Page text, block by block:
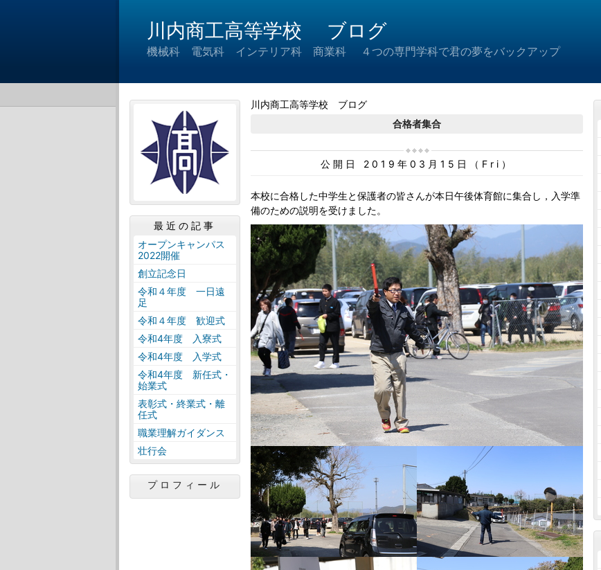
川内商工高等学校 ブログ
機械科 電気科 インテリア科 商業科 ４つの専門学科で君の夢をバックアップ
川内商工高等学校 ブログ
合格者集合
公開日 2019年03月15日（Fri）
本校に合格した中学生と保護者の皆さんが本日午後体育館に集合し，入学準
備のための説明を受けました。
最近の記事
オープンキャンパス
2022開催
創立記念日
令和４年度 一日遠
足
令和４年度 歓迎式
令和4年度 入寮式
令和4年度 入学式
令和4年度 新任式・
始業式
表彰式・終業式・離
任式
職業理解ガイダンス
壮行会
プロフィール